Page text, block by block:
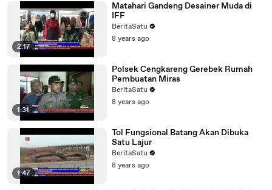
2:17
Matahari Gandeng Desainer Muda di
IFF
BeritaSatu
8 years ago
1:31
Polsek Cengkareng Gerebek Rumah
Pembuatan Miras
BeritaSatu
8 years ago
1:47
Tol Fungsional Batang Akan Dibuka
Satu Lajur
BeritaSatu
8 years ago